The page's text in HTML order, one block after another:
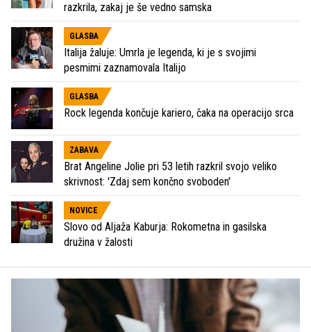
razkrila, zakaj je še vedno samska
GLASBA
Italija žaluje: Umrla je legenda, ki je s svojimi
pesmimi zaznamovala Italijo
GLASBA
Rock legenda končuje kariero, čaka na operacijo srca
ZABAVA
Brat Angeline Jolie pri 53 letih razkril svojo veliko
skrivnost: 'Zdaj sem končno svoboden'
NOVICE
Slovo od Aljaža Kaburja: Rokometna in gasilska
družina v žalosti